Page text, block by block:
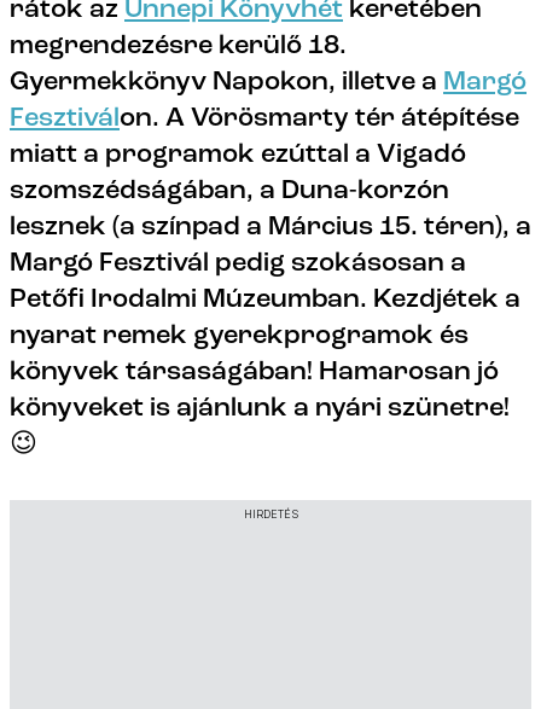
rátok az Ünnepi Könyvhét keretében
megrendezésre kerülő 18.
Gyermekkönyv Napokon, illetve a Margó
Fesztiválon. A Vörösmarty tér átépítése
miatt a programok ezúttal a Vigadó
szomszédságában, a Duna-korzón
lesznek (a színpad a Március 15. téren), a
Margó Fesztivál pedig szokásosan a
Petőfi Irodalmi Múzeumban. Kezdjétek a
nyarat remek gyerekprogramok és
könyvek társaságában! Hamarosan jó
könyveket is ajánlunk a nyári szünetre!
😉
HIRDETÉS